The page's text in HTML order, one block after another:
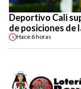
Deportivo Cali
de posiciones de
Hace 6 horas